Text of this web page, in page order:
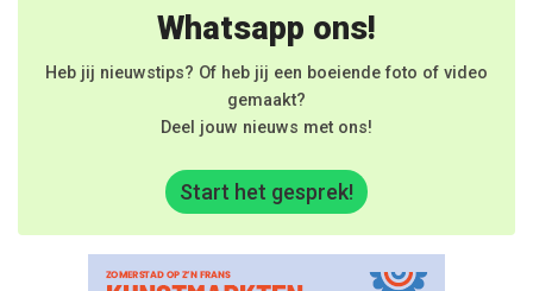
Whatsapp ons!
Heb jij nieuwstips? Of heb jij een boeiende foto of video
gemaakt?
Deel jouw nieuws met ons!
Start het gesprek!